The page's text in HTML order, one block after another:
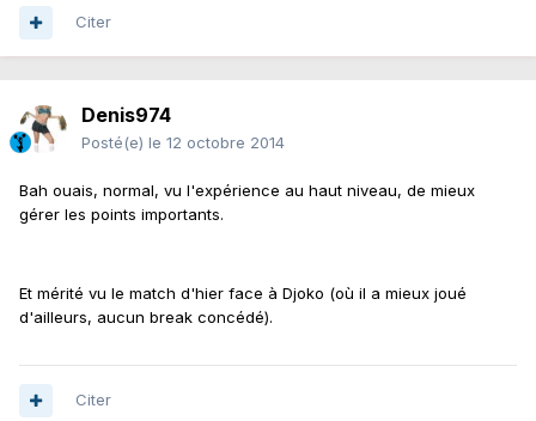
Citer
Denis974
Posté(e) le 12 octobre 2014
Bah ouais, normal, vu l'expérience au haut niveau, de mieux
gérer les points importants.
Et mérité vu le match d'hier face à Djoko (où il a mieux joué
d'ailleurs, aucun break concédé).
Citer